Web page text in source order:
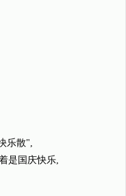
乐散",
是国庆快乐,